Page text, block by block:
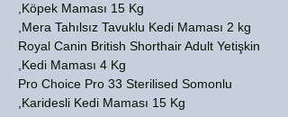
Köpek Maması 15 Kg,
Mera Tahılsız Tavuklu Kedi Maması 2 kg,
Royal Canin British Shorthair Adult Yetişkin
Kedi Maması 4 Kg,
Pro Choice Pro 33 Sterilised Somonlu
Karidesli Kedi Maması 15 Kg,